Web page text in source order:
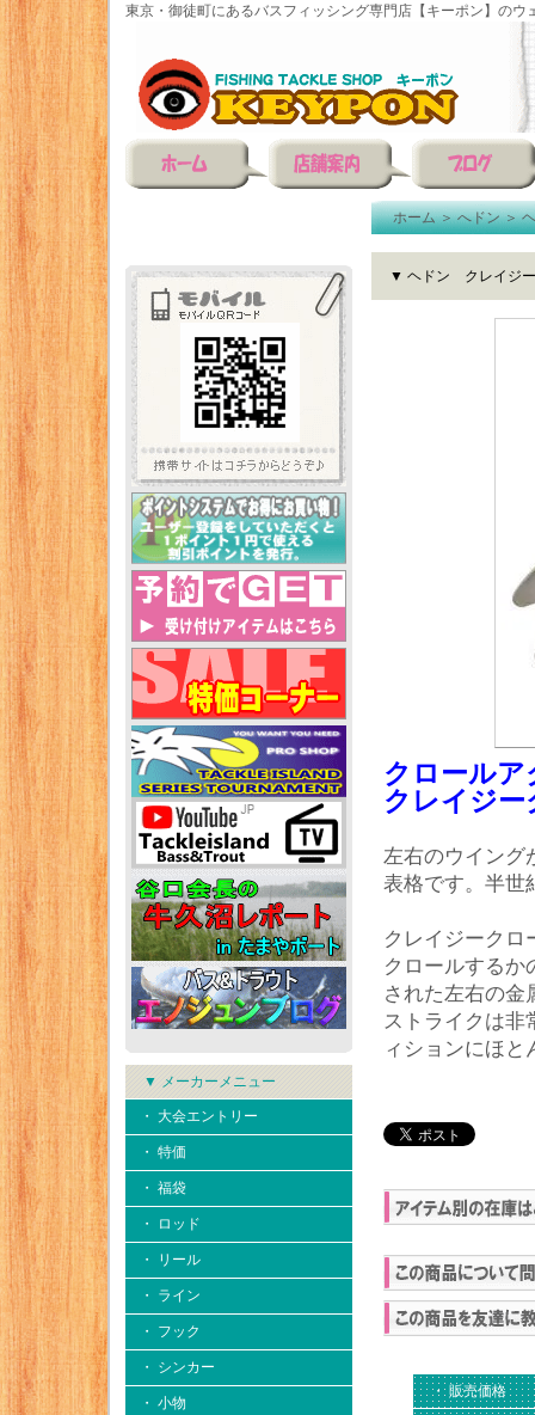
東京・御徒町にあるバスフィッシング専門店【キーポン】のウ
▼ メーカーメニュー
・ 大会エントリー
・ 特価
・ 福袋
・ ロッド
・ リール
・ ライン
・ フック
・ シンカー
・ 小物
ホーム＞へドン＞
▼ ヘドン クレイジ
クロール
クレイジー
左右のウイング
表格です。半世
クレイジークロ
クロールするか
された左右の金
ストライクは非
ィションにほ
・ 販売価格